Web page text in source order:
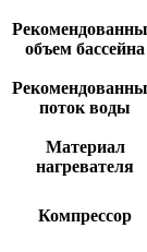
объем бассейна
поток воды
Материал
нагревателя
Компрессор